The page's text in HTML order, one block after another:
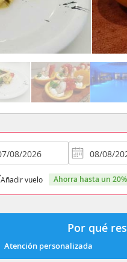
Añadir vuelo ahorra hasta un 20%
Por qué
Atención personalizada